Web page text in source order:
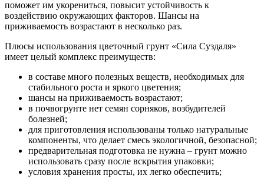
поможет им укорениться, повысит устойчивость к
воздействию окружающих факторов. Шансы на
приживаемость возрастают в несколько раз.
Плюсы использования цветочный грунт «Сила Суздаля»
имеет целый комплекс преимуществ:
в составе много полезных веществ, необходимых для
стабильного роста и яркого цветения;
шансы на приживаемость возрастают;
в почвогрунте нет семян сорняков, возбудителей
болезней;
для приготовления использованы только натуральные
компоненты, что делает смесь экологичной, безопасной;
предварительная подготовка не нужна – грунт можно
использовать сразу после вскрытия упаковки;
условия хранения просты, их легко обеспечить;